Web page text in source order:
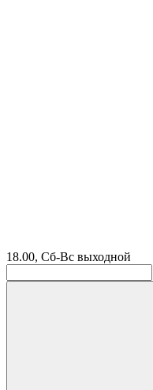
18.00, Сб-Вс выходной